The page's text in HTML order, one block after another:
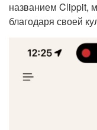
названием Clippit,
благодаря своей